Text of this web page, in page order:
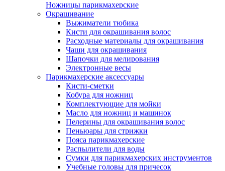
Ножницы парикмахерские
Окрашивание
Выжиматели тюбика
Кисти для окрашивания волос
Расходные материалы для окрашивания
Чаши для окрашивания
Шапочки для мелирования
Электронные весы
Парикмахерские аксессуары
Кисти-сметки
Кобура для ножниц
Комплектующие для мойки
Масло для ножниц и машинок
Пелерины для окрашивания волос
Пеньюары для стрижки
Пояса парикмахерские
Распылители для воды
Сумки для парикмахерских инструментов
Учебные головы для причесок